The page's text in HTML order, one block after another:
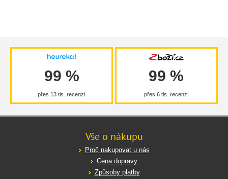
99 %
přes 13 tis. recenzí
99 %
přes 6 tis. recenzí
Vše o nákupu
Proč nakupovat u nás
Cena dopravy
Způsoby platby